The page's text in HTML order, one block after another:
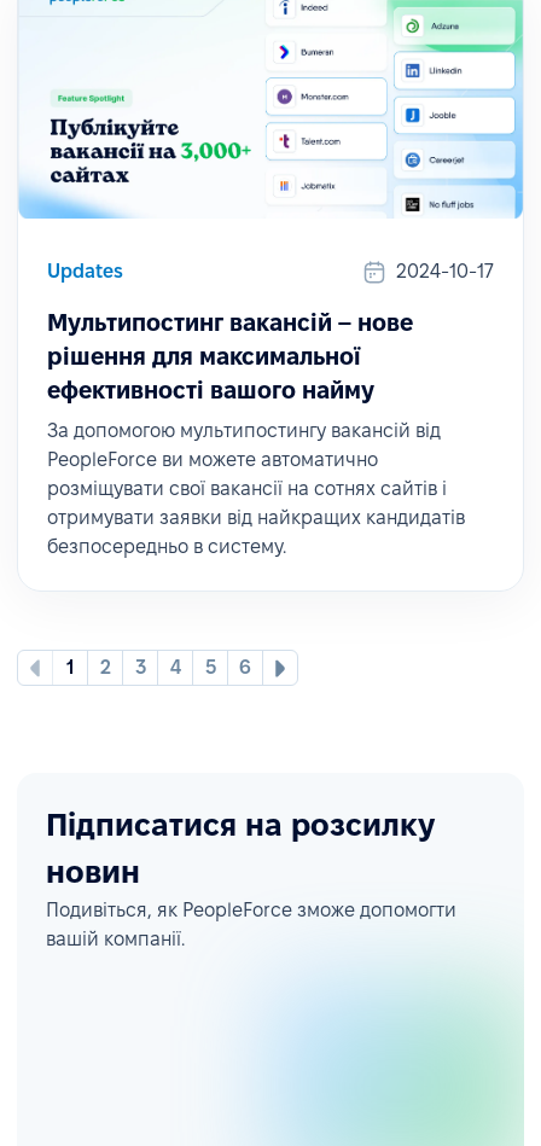
Updates 2024-10-17
Мультипостинг вакансій – нове
рішення для максимальної
ефективності вашого найму
За допомогою мультипостингу вакансій від
PeopleForce ви можете автоматично
розміщувати свої вакансії на сотнях сайтів і
отримувати заявки від найкращих кандидатів
безпосередньо в систему.
1 2 3 4 5 6
Підписатися на розсилку
новин
Подивіться, як PeopleForce зможе допомогти
вашій компанії.